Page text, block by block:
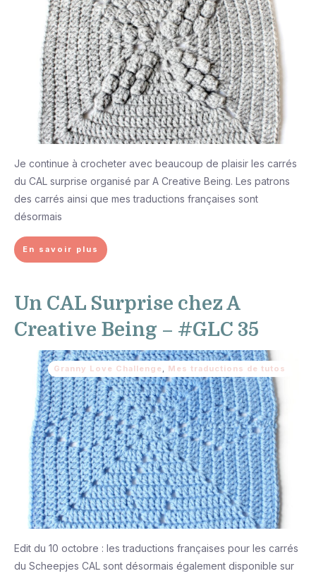
Je continue à crocheter avec beaucoup de plaisir les carrés
du CAL surprise organisé par A Creative Being. Les patrons
des carrés ainsi que mes traductions françaises sont
désormais
En savoir plus
Un CAL Surprise chez A
Creative Being – #GLC 35
Granny Love Challenge Mes traductions de tutos
Edit du 10 octobre : les traductions françaises pour les carrés
du Scheepjes CAL sont désormais également disponible sur